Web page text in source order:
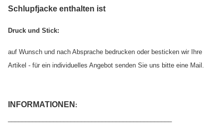
Schlupfjacke enthalten ist
Druck und Stick:
auf Wunsch und nach Absprache bedrucken oder besticken wir Ihre
Artikel - für ein individuelles Angebot senden Sie uns bitte eine Mail.
INFORMATIONEN :